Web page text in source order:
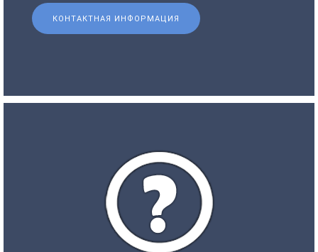
КОНТАКТНАЯ ИНФОРМАЦИЯ